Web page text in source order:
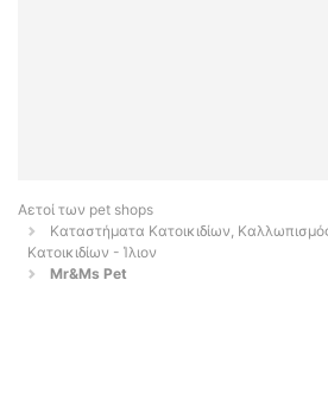
Αετοί των pet shops
Καταστήματα Κατοικιδίων,
Κατοικιδίων - Ίλιον
Mr&Ms Pet